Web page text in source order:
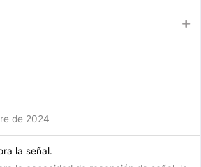
de 2024
la señal.